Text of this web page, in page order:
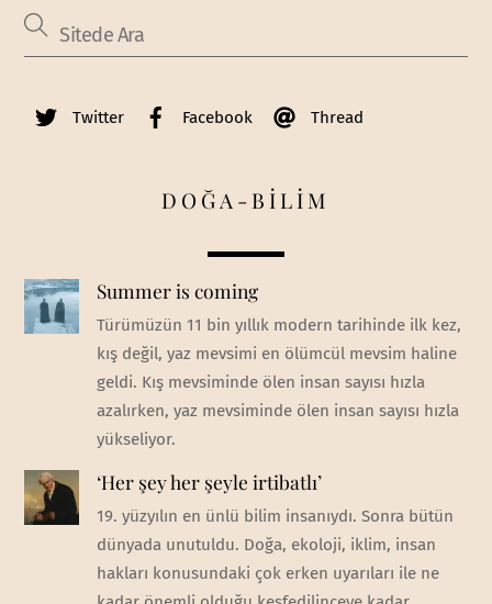
Twitter Facebook Thread
DOĞA-BİLİM
Summer is coming
Türümüzün 11 bin yıllık modern tarihinde ilk kez,
kış değil, yaz mevsimi en ölümcül mevsim haline
geldi. Kış mevsiminde ölen insan sayısı hızla
azalırken, yaz mevsiminde ölen insan sayısı hızla
yükseliyor.
‘Her şey her şeyle irtibatlı’
19. yüzyılın en ünlü bilim insanıydı. Sonra bütün
dünyada unutuldu. Doğa, ekoloji, iklim, insan
hakları konusundaki çok erken uyarıları ile ne